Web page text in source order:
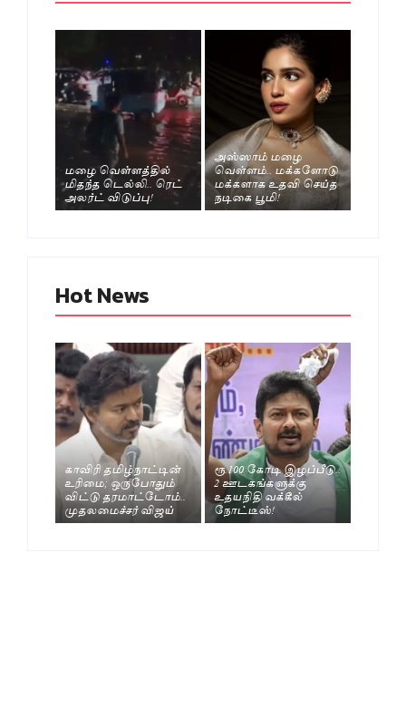
மழை வெள்ளத்தில்
மிதந்த டெல்லி.. ரெட்
அலர்ட் விடுப்பு!
அஸ்ஸாம் மழை
வெள்ளம்.. மக்களோடு
மக்களாக உதவி செய்த
நடிகை பூமி!
Hot News
காவிரி தமிழ்நாட்டின்
உரிமை; ஒருபோதும்
விட்டு தரமாட்டோம்..
முதலமைச்சர் விஜய்
ரூ.100 கோடி இழப்பீடு..
2 ஊடகங்களுக்கு
உதயநிதி வக்கீல்
நோட்டீஸ்!